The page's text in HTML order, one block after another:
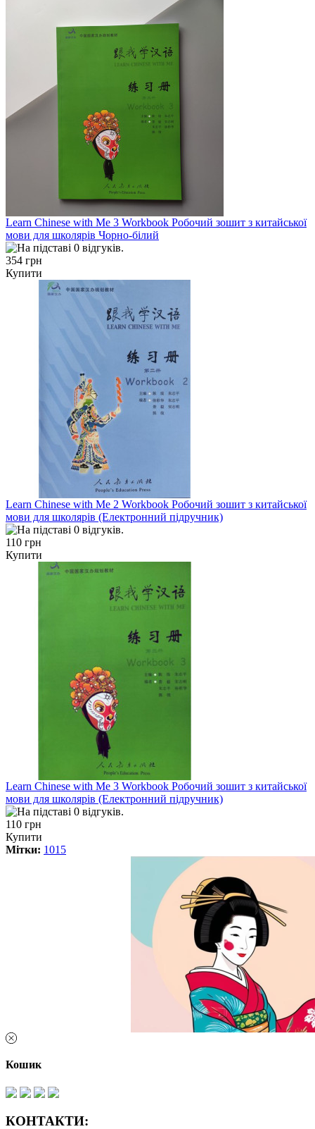
Learn Chinese with Me 3 Workbook Робочий зошит з китайської
мови для школярів Чорно-білий
354 грн
Купити
Learn Chinese with Me 2 Workbook Робочий зошит з китайської
мови для школярів (Електронний підручник)
110 грн
Купити
Learn Chinese with Me 3 Workbook Робочий зошит з китайської
мови для школярів (Електронний підручник)
110 грн
Купити
Мітки: 1015
Кошик
КОНТАКТИ: